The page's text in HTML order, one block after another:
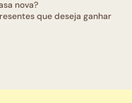
nova?
que deseja ganhar